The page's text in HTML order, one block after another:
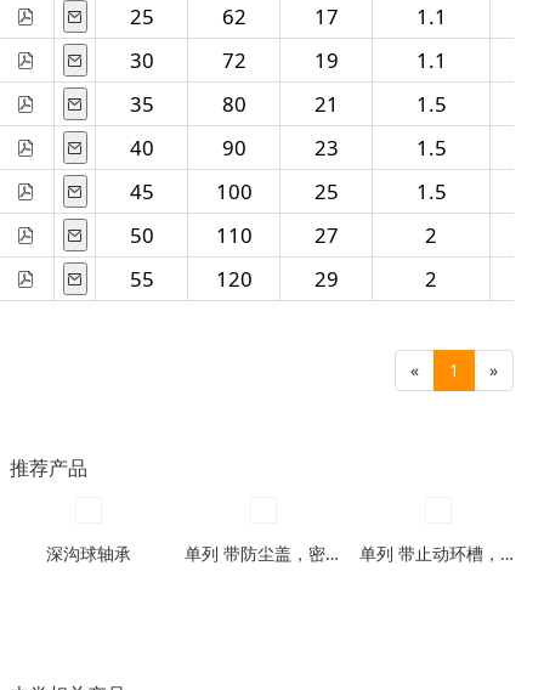
25
62 17 1.1
30
72 19 1.1
35
80 21 1.5
40
90 23 1.5
45
100 25 1.5
50
110 27 2
55
120 29 2
« 1 »
推荐产品
深沟球轴承 单列 带防尘盖，密封圈型 单列 带止动环槽，带止动环槽及防尘盖型